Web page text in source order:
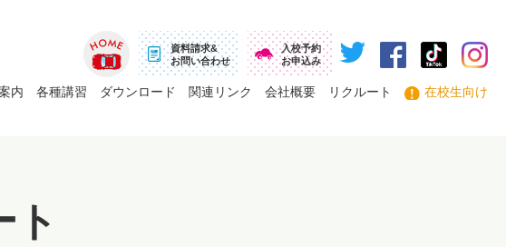
ホーム
資料請求&
お問い合わせ
入校予約
お申込み
内 各種講習 ダウンロード 関連リンク 会社概要 リクルート 在校生向け
ト